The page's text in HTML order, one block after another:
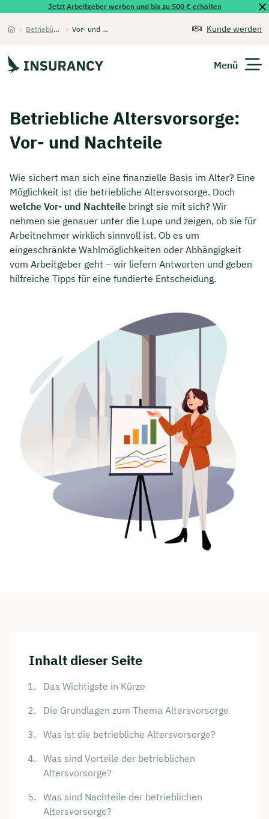
Jetzt Arbeitgeber werben und bis zu 500 € erhalten
> Betriebliche Altersvorsorge > Vor- und Nachteile Kunde werden
Menü
Unternehmen
Expats
Über Uns
Kontakt
Betriebliche Altersvorsorge:
Vor- und Nachteile
Wie sichert man sich eine finanzielle Basis im Alter? Eine
Möglichkeit ist die betriebliche Altersvorsorge. Doch
welche Vor- und Nachteile bringt sie mit sich? Wir
nehmen sie genauer unter die Lupe und zeigen, ob sie für
Arbeitnehmer wirklich sinnvoll ist. Ob es um
eingeschränkte Wahlmöglichkeiten oder Abhängigkeit
vom Arbeitgeber geht – wir liefern Antworten und geben
hilfreiche Tipps für eine fundierte Entscheidung.
Inhalt dieser Seite
Das Wichtigste in Kürze
Die Grundlagen zum Thema Altersvorsorge
Was ist die betriebliche Altersvorsorge?
Was sind Vorteile der betrieblichen
Altersvorsorge?
Was sind Nachteile der betrieblichen
Altersvorsorge?